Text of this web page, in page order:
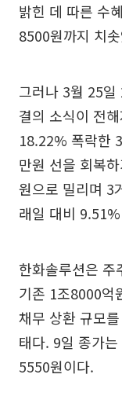
밝힌 데 따른 수
8500원까지 치
그러나 3월 25
결의 소식이 전
18.22% 폭락한
만원 선을 회복
원으로 밀리며 3
래일 대비
한화솔루션은 주
기존 1조8000억
채무 상환 규모
태다. 9일 종가
5550원이다.